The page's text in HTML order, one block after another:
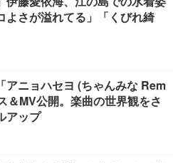
よさが溢れてる」「くびれ綺
アニョハセヨ (ちゃんみな Rem
＆MV公開。楽曲の世界観をさ
アップ